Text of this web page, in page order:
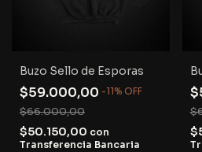
Buzo Sello de Esporas
$59.000,00 -11% OFF
$66.000,00
$50.150,00 con
Transferencia Bancaria